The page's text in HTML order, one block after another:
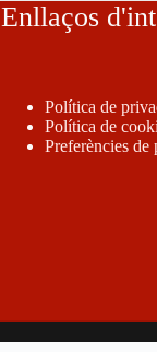
Enllaços
Política de
Política de
Preferències de